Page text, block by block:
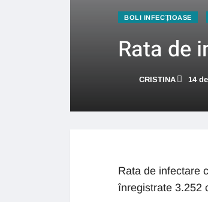
BOLI INFECȚIOASE
Rata de
CRISTINA 14
Rata de infectare
înregistrate 3.252